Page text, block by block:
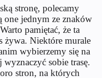
stronę, polecamy
one jednym ze znaków
pamiętać, że ta
żywa. Niektóre murale
wybierzemy się na
sobie trasę.
stron, na których